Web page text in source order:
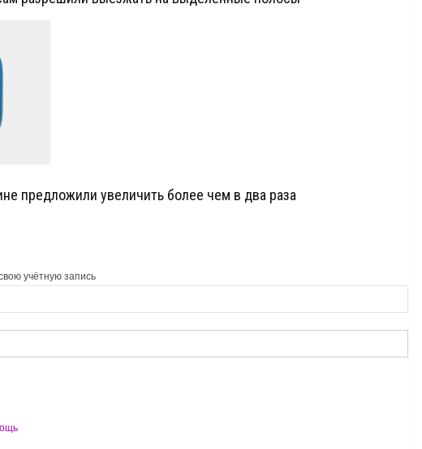
предложили увеличить более чем в два раза
учётную запись